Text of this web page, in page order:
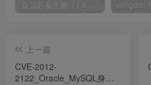
会员必看手册（1.9.0版本 26.4.5更新）
上一篇
CVE-2012-
2122_Oracle_MySQL身份